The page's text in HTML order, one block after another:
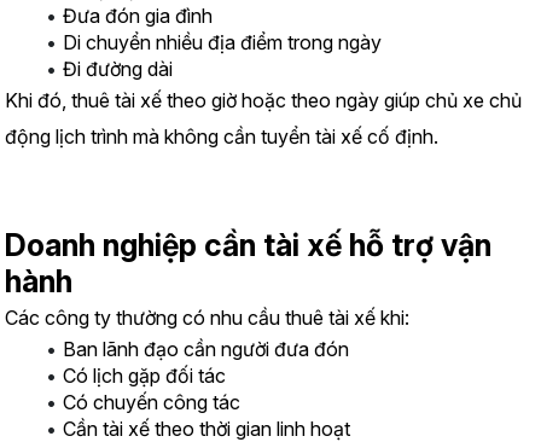
Đưa đón gia đình
Di chuyển nhiều địa điểm trong ngày
Đi đường dài
Khi đó, thuê tài xế theo giờ hoặc theo ngày giúp chủ xe chủ
động lịch trình mà không cần tuyển tài xế cố định.
Doanh nghiệp cần tài xế hỗ trợ vận
hành
Các công ty thường có nhu cầu thuê tài xế khi:
Ban lãnh đạo cần người đưa đón
Có lịch gặp đối tác
Có chuyến công tác
Cần tài xế theo thời gian linh hoạt